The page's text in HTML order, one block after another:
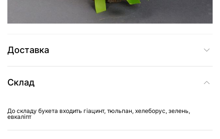
Купити в один клік
Доставка
Склад
До складу букета входить гіацинт, тюльпан, хелеборус, зелень,
евкаліпт